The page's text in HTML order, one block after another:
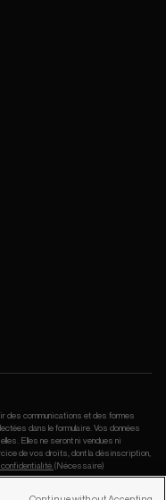
des communications et des formes
dans le formulaire. Vos données
Elles ne seront ni vendues ni
de vos droits, dont la désinscription,
(Nécessaire)